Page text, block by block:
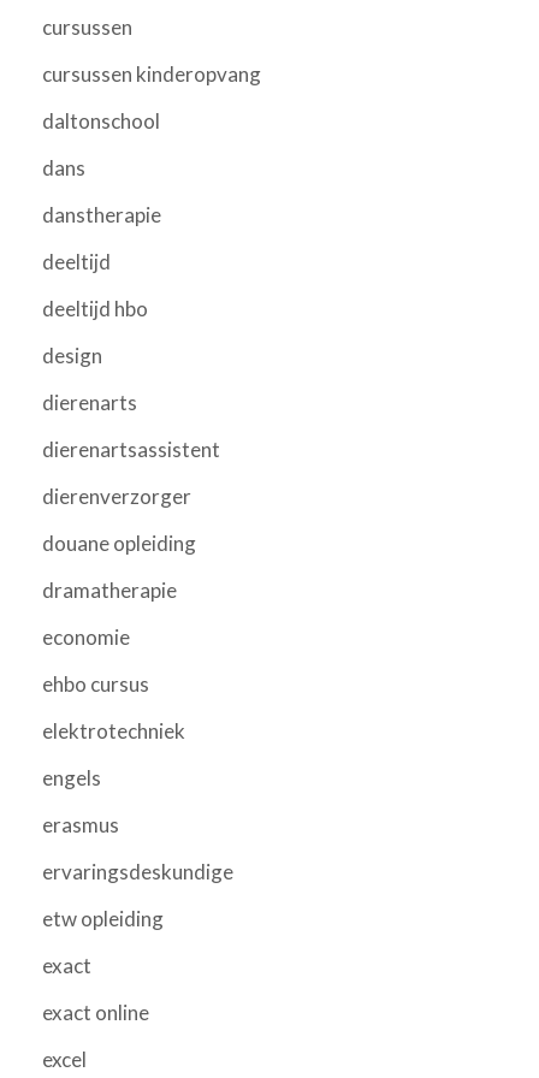
cursussen
cursussen kinderopvang
daltonschool
dans
danstherapie
deeltijd
deeltijd hbo
design
dierenarts
dierenartsassistent
dierenverzorger
douane opleiding
dramatherapie
economie
ehbo cursus
elektrotechniek
engels
erasmus
ervaringsdeskundige
etw opleiding
exact
exact online
excel